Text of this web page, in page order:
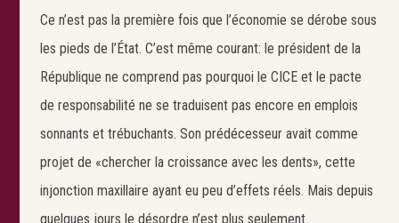
Ce n’est pas la première fois que l’économie se dérobe sous
les pieds de l’État. C’est même courant: le président de la
République ne comprend pas pourquoi le CICE et le pacte
de responsabilité ne se traduisent pas encore en emplois
sonnants et trébuchants. Son prédécesseur avait comme
projet de «chercher la croissance avec les dents», cette
injonction maxillaire ayant eu peu d’effets réels. Mais depuis
quelques jours le désordre n’est plus seulement